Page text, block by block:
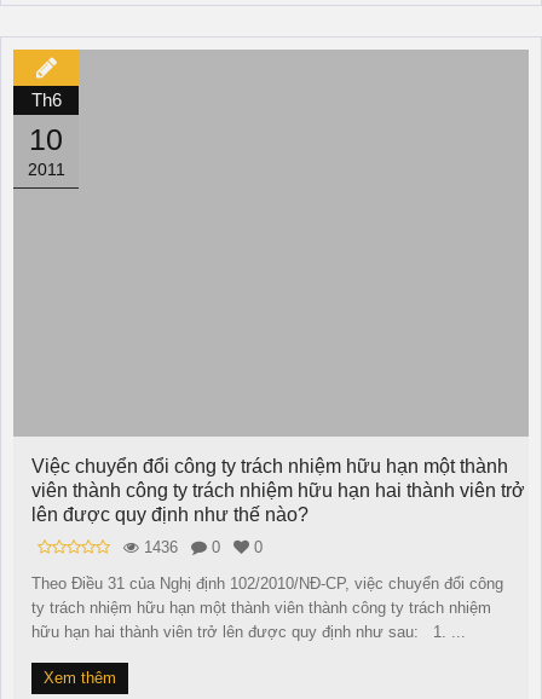
Th6
10
2011
Việc chuyển đổi công ty trách nhiệm hữu hạn một thành
viên thành công ty trách nhiệm hữu hạn hai thành viên trở
lên được quy định như thế nào?
1436 0
0
Theo Điều 31 của Nghị định 102/2010/NĐ-CP, việc chuyển đổi công
ty trách nhiệm hữu hạn một thành viên thành công ty trách nhiệm
hữu hạn hai thành viên trở lên được quy định như sau: 1. ...
Xem thêm